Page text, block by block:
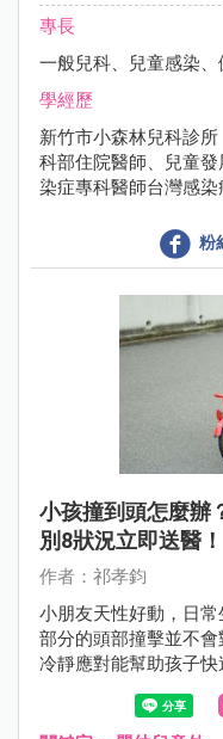
專長
一般兒科、兒童感染
學經歷
新竹市小森林兒科診
科部住院醫師、兒童
染症專科醫師台灣感染
粉
小孩撞到頭怎麼辦
別8狀況立即送醫！
作者：祁孝鈞
小朋友天性好動，日
部分的頭部撞擊並不
冷靜應對能幫助孩子快
害？何時應帶孩子立